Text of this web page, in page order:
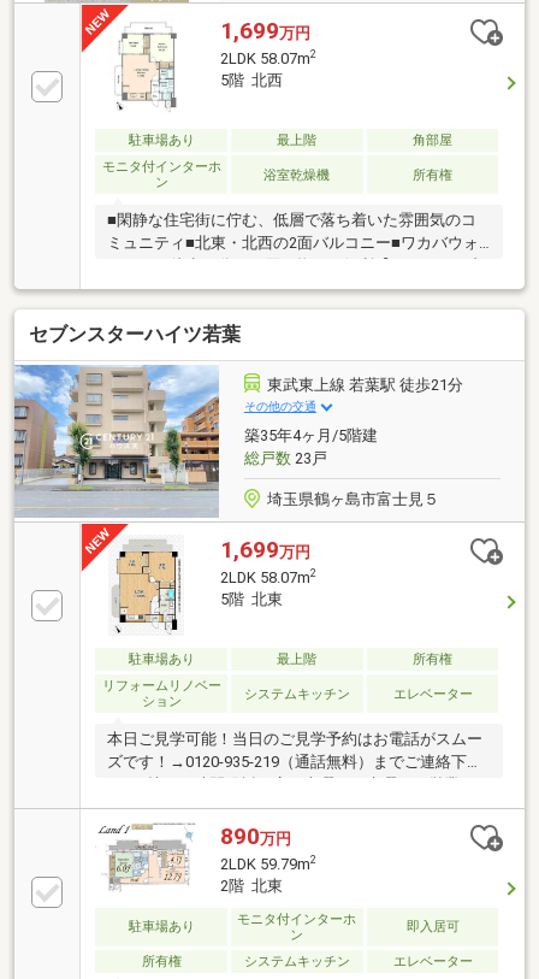
1,699万円
2LDK 58.07m2
5階 北西
駐車場あり 最上階
角部屋
モニタ付インターホ
ン
浴室乾燥機 所有権
■閑静な住宅街に佇む、低層で落ち着いた雰囲気のコ
ミュニティ■北東・北西の2面バルコニー■ワカバウォ
容】2026年9月●新規貼替（クロス/フローリング）●新
規交換（システムキッチン/トイレ/洗面化粧台/ユニッ
トバス/建具/ガス給湯器）～随時ご案内対応！住宅ロ
ーンのご相談も賜ります～頭金や諸費用を始め、計画
的な月々のお支払いに至るまで、丁寧にご説明させて
頂きます。また提携銀行にて住宅ローン金利の大幅優
遇もございます。お気軽にお問い合わせください。■
歓迎中国籍！有中国籍員工中文対応！代理貸款（没有
永住・0首付可）
セブンスターハイツ若葉
東武東上線 若葉駅 徒歩21分
その他の交通
築35年4ヶ月/5階建
総戸数23戸
埼玉県鶴ヶ島市富士見５
1,699万円
2LDK 58.07m2
5階 北東
駐車場あり 最上階
所有権
リフォームリノベー
ション
システムキッチン エレベーター
本日ご見学可能！当日のご見学予約はお電話がスムー
ズです！→0120-935-219（通話無料）までご連絡下さ
ています！●「ＳＵＵＭＯ（スーモ）を見て」とお問
合せいただくと スムーズにご案内できます。地元の
ために、お客様のために。「安全取引」をモットー
に、私たちの情熱が、地元の皆様の夢をかたちにしま
す。「西武開発」ではグループ会社のＡＲＵＨＩ代理
店「リビングコンシェルジュ」と共に、不動産からフ
ァイナンスまでのワンストップサービスをご提供いた
します。くわしくはお問い合わせください♪
890万円
2LDK 59.79m2
2階 北東
駐車場あり
モニタ付インターホ
ン
即入居可
所有権 システムキッチン エレベーター